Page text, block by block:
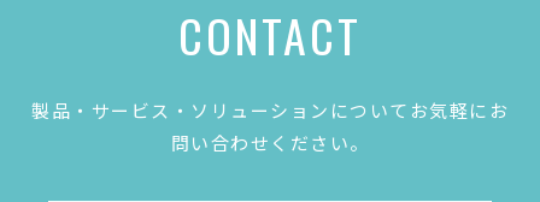
CONTACT
製品・サービス・ソリューションについてお気軽にお
問い合わせください。